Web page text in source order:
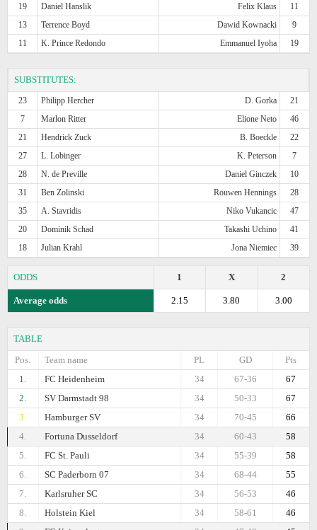
19
Daniel Hanslik Felix Klaus
11
13
Terrence Boyd Dawid Kownacki
9
11
K. Prince Redondo Emmanuel Iyoha 19
SUBSTITUTES:
23 Philipp Hercher D. Gorka
21
7
Marlon Ritter Elione Neto
46
21
Hendrick Zuck B. Boeckle
22
27
L. Lobinger K. Peterson
7
28
N. de Preville Daniel Ginczek
10
31
Ben Zolinski Rouwen Hennings
28
35
A. Stavridis Niko Vukancic
47
20
Dominik Schad Takashi Uchino
41
18
Julian Krahl Jona Niemiec 39
ODDS 2
X
1
Average odds 3.00
3.80
2.15
TABLE
Pos.
Team name Pts
GD
PL
1.
FC Heidenheim 67
67-36
34
2.
SV Darmstadt 98 67
50-33
34
3.
Hamburger SV 66
70-45
34
4.
Fortuna Dusseldorf 58
60-43
34
5.
FC St. Pauli 58
55-39
34
6.
SC Paderborn 07 55
68-44
34
7.
Karlsruher SC 46
56-53
34
8.
Holstein Kiel 46
58-61
34